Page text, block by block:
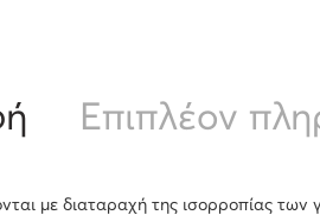
Επιπλέον
με διαταραχή της ισορροπίας